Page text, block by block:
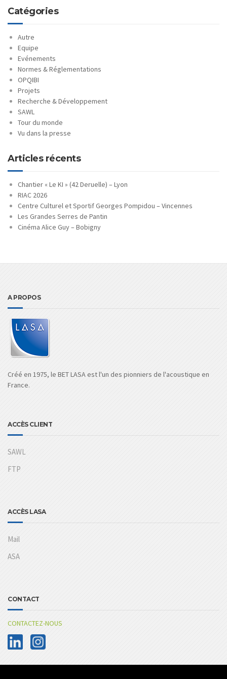
Catégories
Autre
Equipe
Evénements
Normes & Réglementations
OPQIBI
Projets
Recherche & Développement
SAWL
Tour du monde
Vu dans la presse
Articles récents
Chantier « Le KI » (42 Deruelle) – Lyon
RIAC 2026
Centre Culturel et Sportif Georges Pompidou – Vincennes
Les Grandes Serres de Pantin
Cinéma Alice Guy – Bobigny
A PROPOS
Créé en 1975, le BET LASA est l'un des pionniers de l'acoustique en
France.
ACCÈS CLIENT
SAWL
FTP
ACCÈS LASA
Mail
ASA
CONTACT
CONTACTEZ-NOUS